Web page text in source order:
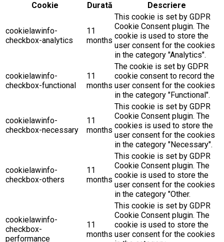
Cookie
Durată Descriere
cookielawinfo-
checkbox-analytics
11
months
This cookie is set by GDPR
Cookie Consent plugin. The
cookie is used to store the
user consent for the cookies
in the category "Analytics".
cookielawinfo-
checkbox-functional
11
months
The cookie is set by GDPR
cookie consent to record the
user consent for the cookies
in the category "Functional".
cookielawinfo-
checkbox-necessary
11
months
This cookie is set by GDPR
Cookie Consent plugin. The
cookies is used to store the
user consent for the cookies
in the category "Necessary".
cookielawinfo-
checkbox-others
11
months
This cookie is set by GDPR
Cookie Consent plugin. The
cookie is used to store the
user consent for the cookies
in the category "Other.
cookielawinfo-
checkbox-
performance
11
months
This cookie is set by GDPR
Cookie Consent plugin. The
cookie is used to store the
user consent for the cookies